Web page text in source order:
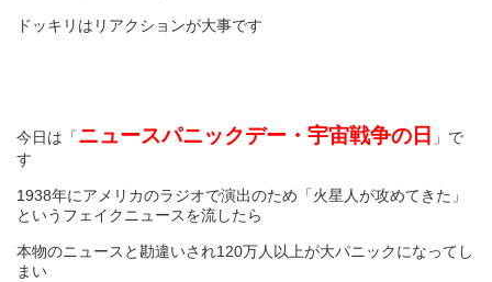
ドッキリはリアクションが大事です
今日は「ニュースパニックデー・宇宙戦争の日 」で
す
1938年にアメリカのラジオで演出のため「火星人が攻めてきた」
というフェイクニュースを流したら
本物のニュースと勘違いされ120万人以上が大パニックになってし
まい